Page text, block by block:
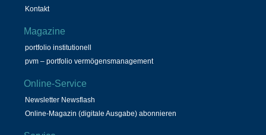
Kontakt
Magazine
portfolio institutionell
pvm – portfolio vermögensmanagement
Online-Service
Newsletter Newsflash
Online-Magazin (digitale Ausgabe) abonnieren